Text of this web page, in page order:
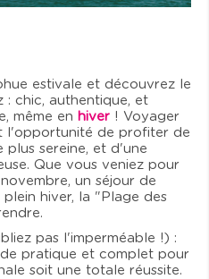
estivale et découvrez le
: chic, authentique, et
même en hiver ! Voyager
l'opportunité de profiter de
sereine, et d'une
Que vous veniez pour
un séjour de
hiver, la "Plage des
pas l'imperméable !) :
pratique et complet pour
soit une totale réussite.